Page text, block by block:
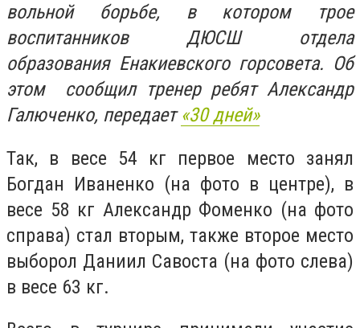
вольной борьбе, в котором трое
воспитанников ДЮСШ отдела
образования Енакиевского горсовета. Об
этом сообщил тренер ребят Александр
Галюченко, передает«30 дней»
Так, в весе 54 кг первое место занял
Богдан Иваненко (на фото в центре), в
весе 58 кг Александр Фоменко (на фото
справа) стал вторым, также второе место
выборол Даниил Савоста (на фото слева)
в весе 63 кг.